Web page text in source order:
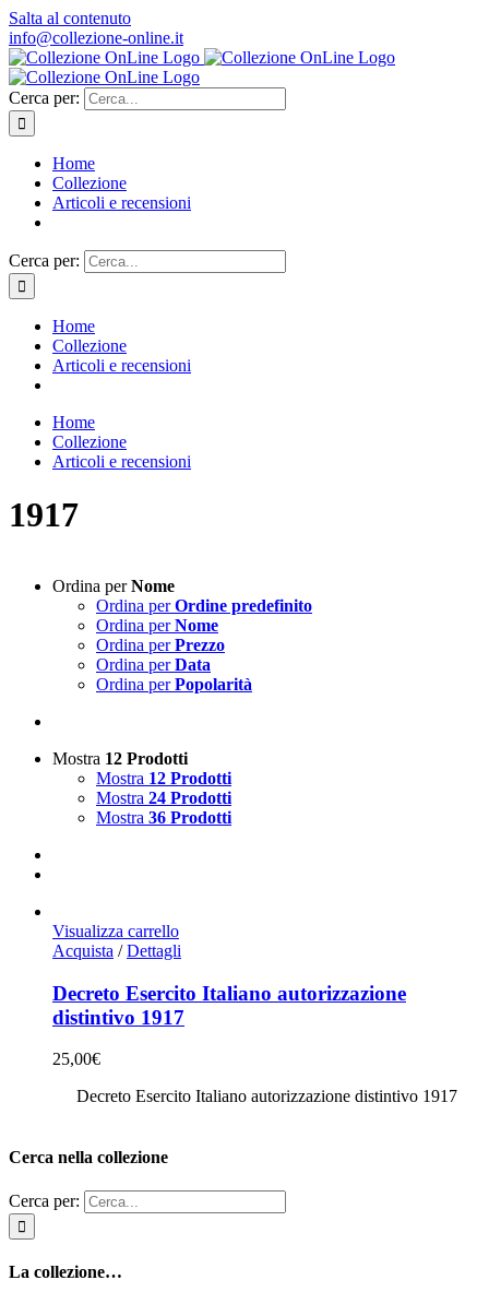
Salta al contenuto
info@collezione-online.it
Cerca per:
Home
Collezione
Articoli e recensioni
Cerca per:
Home
Collezione
Articoli e recensioni
Home
Collezione
Articoli e recensioni
1917
Ordina perNome
Ordina perOrdine predefinito
Ordina perNome
Ordina perPrezzo
Ordina perData
Ordina perPopolarità
Mostra 12 Prodotti
Mostra 12 Prodotti
Mostra 24 Prodotti
Mostra 36 Prodotti
Visualizza carrello
Acquista / Dettagli
Decreto Esercito Italiano autorizzazione
distintivo 1917
25,00€
Decreto Esercito Italiano autorizzazione distintivo 1917
Cerca nella collezione
Cerca per:
La collezione…